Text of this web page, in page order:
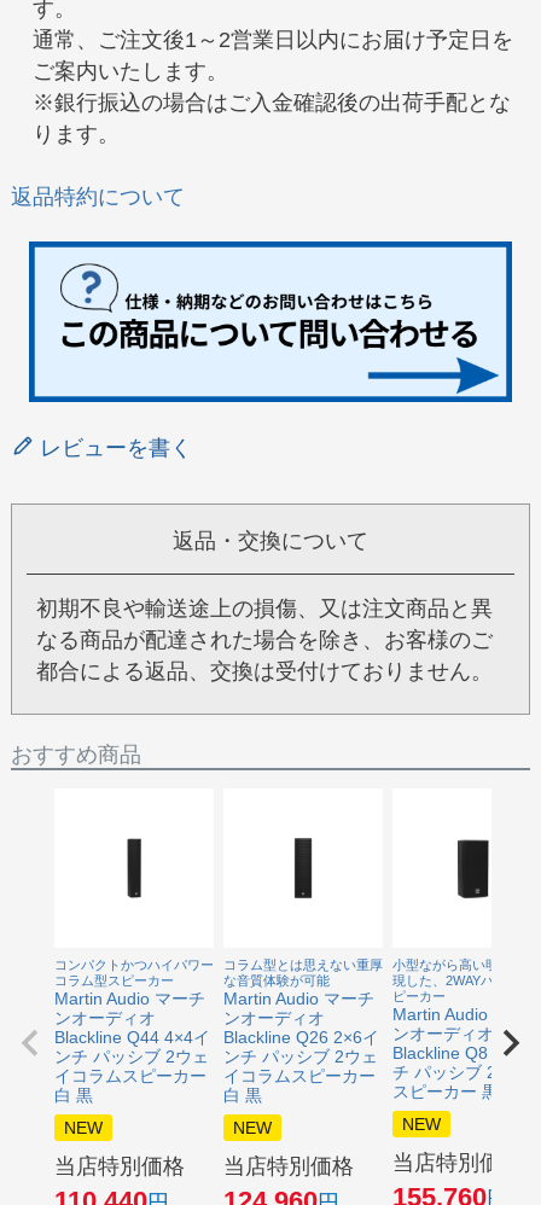
す。
通常、ご注文後1～2営業日以内にお届け予定日を
ご案内いたします。
※銀行振込の場合はご入金確認後の出荷手配とな
ります。
返品特約について
レビューを書く
返品・交換について
初期不良や輸送途上の損傷、又は注文商品と異
なる商品が配達された場合を除き、お客様のご
都合による返品、交換は受付けておりません。
おすすめ商品
コンパクトかつハイパワー
コラム型スピーカー
Martin Audio マーチ
ンオーディオ
Blackline Q44 4×4イ
ンチ パッシブ 2ウェ
イコラムスピーカー
白 黒
NEW
当店特別価格
コラム型とは思えない重厚
な音質体験が可能
Martin Audio マーチ
ンオーディオ
Blackline Q26 2×6イ
ンチ パッシブ 2ウェ
イコラムスピーカー
白 黒
NEW
当店特別価格
小型ながら高い明瞭度を
現した、2WAYパッシブ
ピーカー
Martin Audio マー
ンオーディオ
Blackline Q8 8イン
チ パッシブ 2ウェ
スピーカー 黒
NEW
当店特別価格
155,760